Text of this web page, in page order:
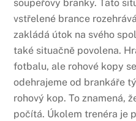
soupeřovy branky. Tato
vstřelené brance
zakládá útok na svého
také situačně povolena.
fotbalu, ale rohové kopy
odehrajeme od brankáře
rohový kop. To znamená,
počítá. Úkolem trenéra je